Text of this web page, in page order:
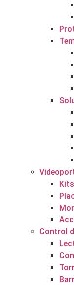
Kits
Control